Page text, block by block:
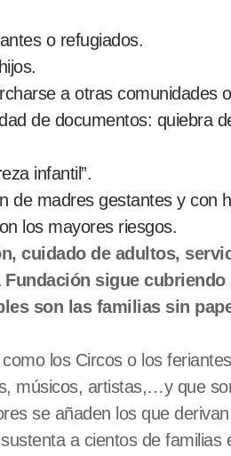
o refugiados.
a otras comunidades
de documentos: quiebra
infantil”.
de madres gestantes y con
los mayores riesgos.
cuidado de adultos,
sigue
son las familias sin
los Circos o los
músicos, artistas,…y que
se añaden los que
a cientos de familias